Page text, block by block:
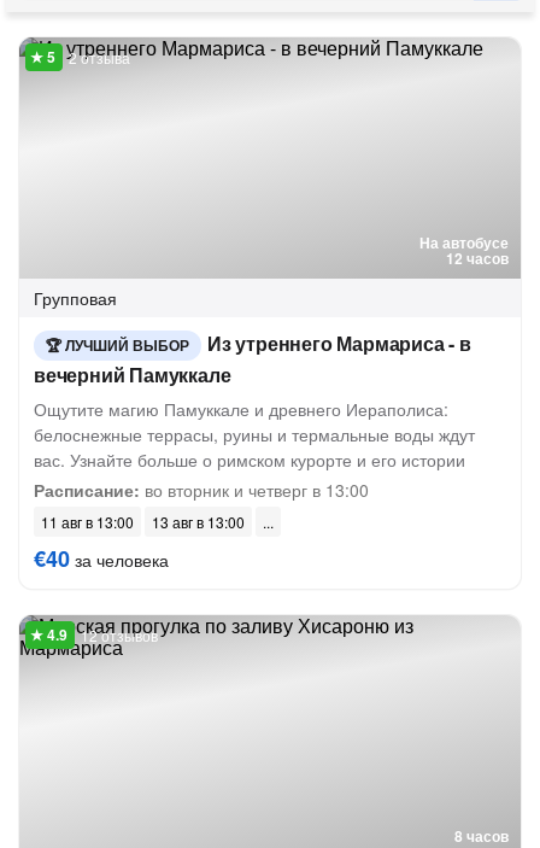
На автобусе
12 часов
2 отзыва
Групповая
ЛУЧШИЙ ВЫБОР
Из утреннего Мармариса - в
вечерний Памуккале
Ощутите магию Памуккале и древнего Иераполиса:
белоснежные террасы, руины и термальные воды ждут
вас. Узнайте больше о римском курорте и его истории
Расписание: во вторник и четверг в 13:00
11 авг в 13:00 13 авг в 13:00
€40 за человека
8 часов
12 отзывов